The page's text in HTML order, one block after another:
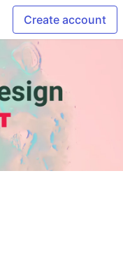
Create account